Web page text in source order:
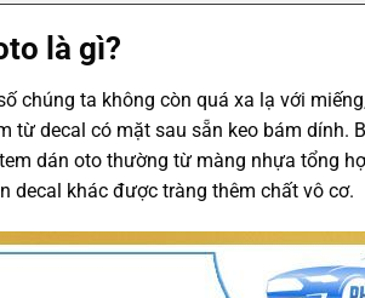
là gì?
chúng ta không còn quá xa lạ với
từ decal có mặt sau sẵn keo bám dính.
dán oto thường từ màng nhựa tổng
decal khác được tràng thêm chất vô cơ.